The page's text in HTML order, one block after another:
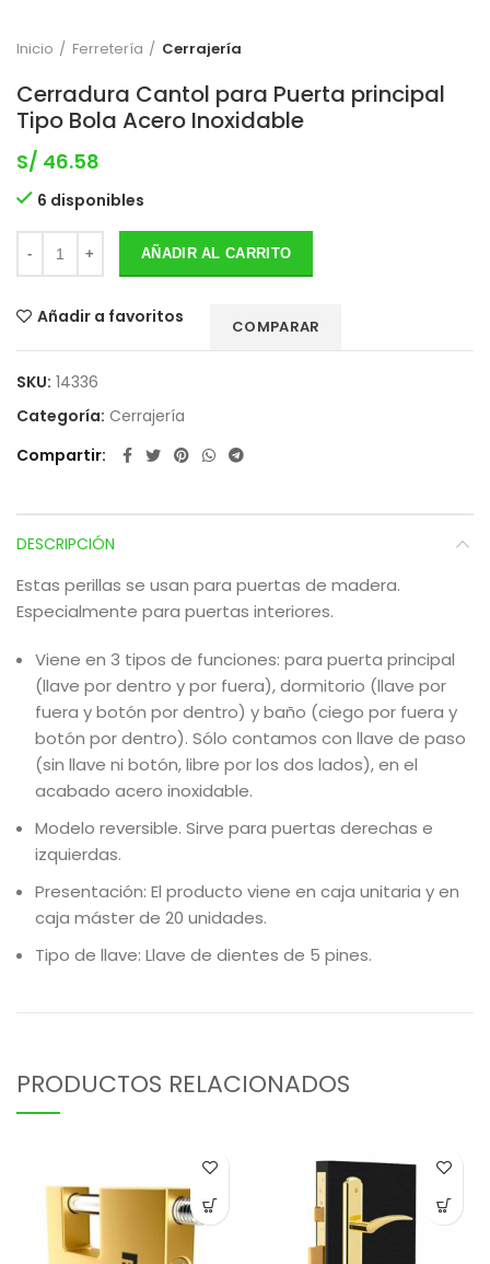
Inicio Ferretería Cerrajería
Cerradura Cantol para Puerta principal
Tipo Bola Acero Inoxidable
S/ 46.58
6 disponibles
AÑADIR AL CARRITO
Añadir a favoritos COMPARAR
SKU: 14336
Categoría: Cerrajería
Compartir
DESCRIPCIÓN
Estas perillas se usan para puertas de madera.
Especialmente para puertas interiores.
Viene en 3 tipos de funciones: para puerta principal
(llave por dentro y por fuera), dormitorio (llave por
fuera y botón por dentro) y baño (ciego por fuera y
botón por dentro). Sólo contamos con llave de paso
(sin llave ni botón, libre por los dos lados), en el
acabado acero inoxidable.
Modelo reversible. Sirve para puertas derechas e
izquierdas.
Presentación: El producto viene en caja unitaria y en
caja máster de 20 unidades.
Tipo de llave: Llave de dientes de 5 pines.
PRODUCTOS RELACIONADOS